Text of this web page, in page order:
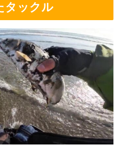
タックル